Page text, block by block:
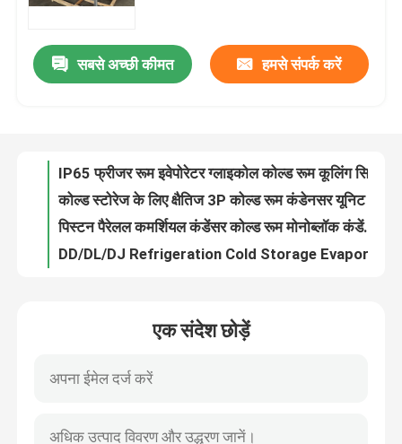
हमसे संपर्क करें
समाचार
एक उद्धरण का अनुरोध करें
कूलरूम बाष्पीकरण करनेवाला
सबसे अच्छी कीमत हमसे संपर्क करें
कोल्ड स्टोरेज के लिए फ्रॉस्ट टेम्प मोनोब्लॉक कोल्ड रूम कंडेनसिंग यूनिट कूलिंग सिस्टम
Cold Room Parallel Scroll Condensing Unit Compressor Rack
एक संदेश छोड़ें